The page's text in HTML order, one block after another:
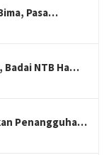
Pasa…
Badai NTB Ha…
Penangguha…